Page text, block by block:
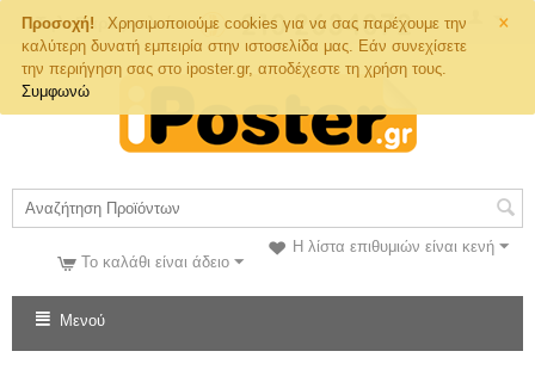
×
Προσοχή!
Χρησιμοποιούμε cookies για να σας παρέχουμε την
καλύτερη δυνατή εμπειρία στην ιστοσελίδα μας. Εάν συνεχίσετε
την περιήγηση σας στο iposter.gr, αποδέχεστε τη χρήση τους.
Συμφωνώ
Τηλ. Παραγγελιών
Η λίστα επιθυμιών είναι κενή
Το καλάθι είναι άδειο
Μενού